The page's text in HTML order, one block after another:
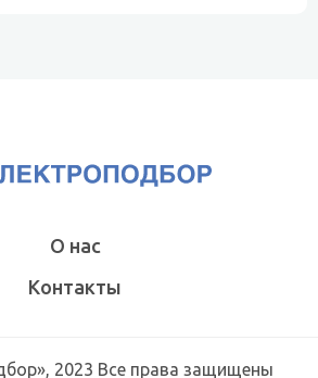
О нас
Контакты
2023 Все права защищены